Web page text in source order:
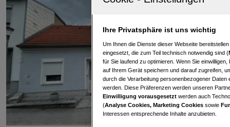
Ihre Privatsphäre ist uns wichtig
Um Ihnen die Dienste dieser Webseite
eingesetzt, die zum Teil technisch notwendig sind (
für Sie laufend zu optimieren. Wenn Sie
auf Ihrem Gerät speichern und darauf zugreifen,
durch die Verarbeitung personenbezogener
werden. Diese Präferenzen werden unseren
Einwilligung vorausgesetzt werden auch
(Analyse Cookies, Marketing Cookies sowie
Interessen entsprechende Inhalte anzubieten.